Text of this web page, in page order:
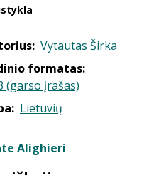
Vytautas Širka
formatas:
(garso įrašas)
Lietuvių
Alighieri